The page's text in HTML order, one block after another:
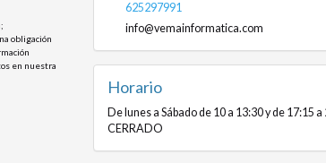
obligación
en nuestra
625297991
info@vemainformatica.com
Horario
De lunes a Sábado de 10 a 13:30 y de 17:15
CERRADO